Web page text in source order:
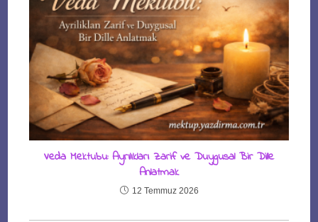
Veda Mektubu: Ayrılıkları Zarif ve Duygusal Bir Dille
Anlatmak
12 Temmuz 2026